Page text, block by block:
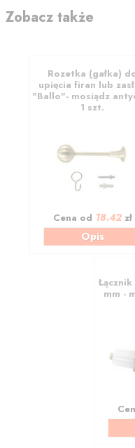
Zobacz także
Rozetka (gałka)
upięcia firan lub
"Ballo"- mosiądz
1 szt.
Cena od 18.42zł
Opis
mm -